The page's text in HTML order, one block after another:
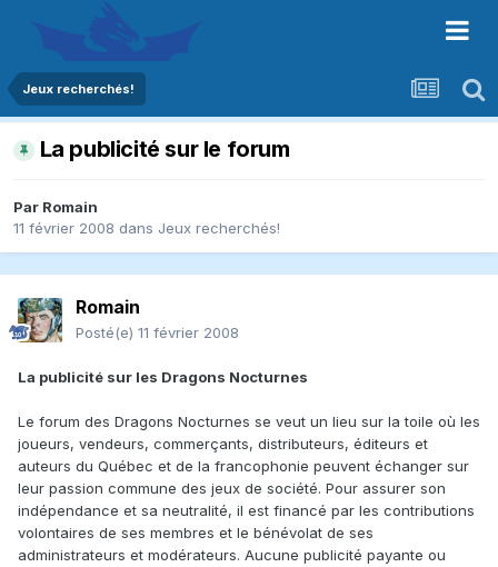
Jeux recherchés!
La publicité sur le forum
Par Romain
11 février 2008 dans Jeux recherchés!
Romain
Posté(e) 11 février 2008
La publicité sur les Dragons Nocturnes
Le forum des Dragons Nocturnes se veut un lieu sur la toile où les
joueurs, vendeurs, commerçants, distributeurs, éditeurs et
auteurs du Québec et de la francophonie peuvent échanger sur
leur passion commune des jeux de société. Pour assurer son
indépendance et sa neutralité, il est financé par les contributions
volontaires de ses membres et le bénévolat de ses
administrateurs et modérateurs. Aucune publicité payante ou